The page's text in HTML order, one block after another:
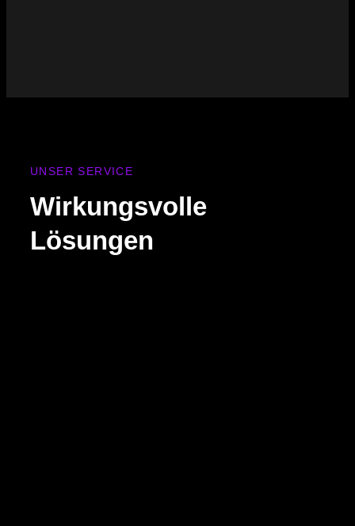
UNSER SERVICE
Wirkungsvolle
Lösungen